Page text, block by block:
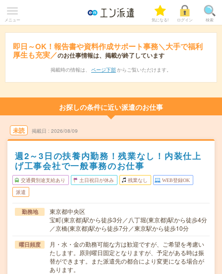
メニュー 気になる! ログイン 検索
即日～OK！報告書や資料作成サポート事務＼大手で福利
厚生も充実／のお仕事情報は、掲載が終了しています
掲載時の情報は、 ページ下部 からご覧いただけます。
お探しの条件に近い派遣のお仕事
未読 掲載日 2026/08/09
週2～3日の扶養内勤務！残業なし！内装仕上
げ工事会社で一般事務のお仕事
交通費別途支給あり 土日祝日が休み 残業なし WEB登録OK
派遣
勤務地
東京都中央区
宝町(東京都)駅から徒歩3分／八丁堀(東京都)駅から徒歩4分
／京橋(東京都)駅から徒歩7分／東京駅から徒歩10分
曜日頻度
月・水・金の勤務可能な方は歓迎ですが、ご希望を考慮い
たします。原則曜日固定となりますが、予定がある時は振
替ができます。また派遣先の都合により変更になる場合が
あります。